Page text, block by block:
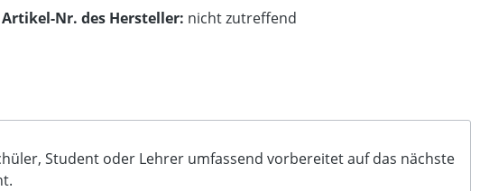
Artikel-Nr. des Hersteller: nicht zutreffend
Student oder Lehrer umfassend vorbereitet auf das nächste